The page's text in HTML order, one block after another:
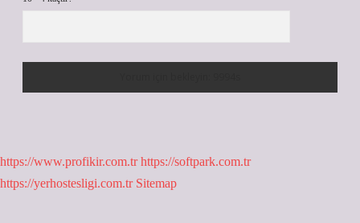
https://www.profikir.com.tr https://softpark.com.tr
https://yerhostesligi.com.tr Sitemap